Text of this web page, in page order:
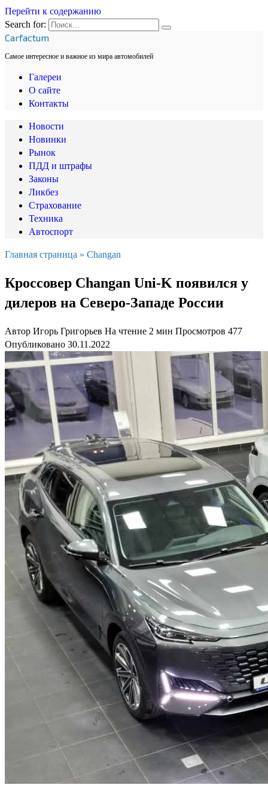
Перейти к содержанию
Search for:
Carfactum
Самое интересное и важное из мира автомобилей
Галереи
О сайте
Контакты
Новости
Новинки
Рынок
ПДД и штрафы
Законы
Ликбез
Страхование
Техника
Автоспорт
Главная страница » Changan
Кроссовер Changan Uni-K появился у
дилеров на Северо-Западе России
Автор Игорь Григорьев На чтение 2 мин Просмотров 477
Опубликовано 30.11.2022